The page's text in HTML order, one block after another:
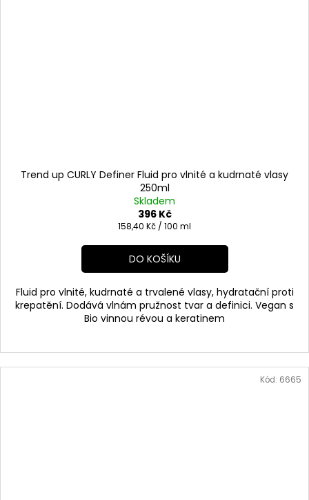
Trend up CURLY Definer Fluid pro vlnité a kudrnaté vlasy
250ml
Skladem
396 Kč
Měrná
158,40 Kč / 100 ml
DO KOŠÍKU
Fluid pro vlnité, kudrnaté a trvalené vlasy, hydratační proti
krepatění. Dodává vlnám pružnost tvar a definici. Vegan s
Bio vinnou révou a keratinem
Kód: 6665